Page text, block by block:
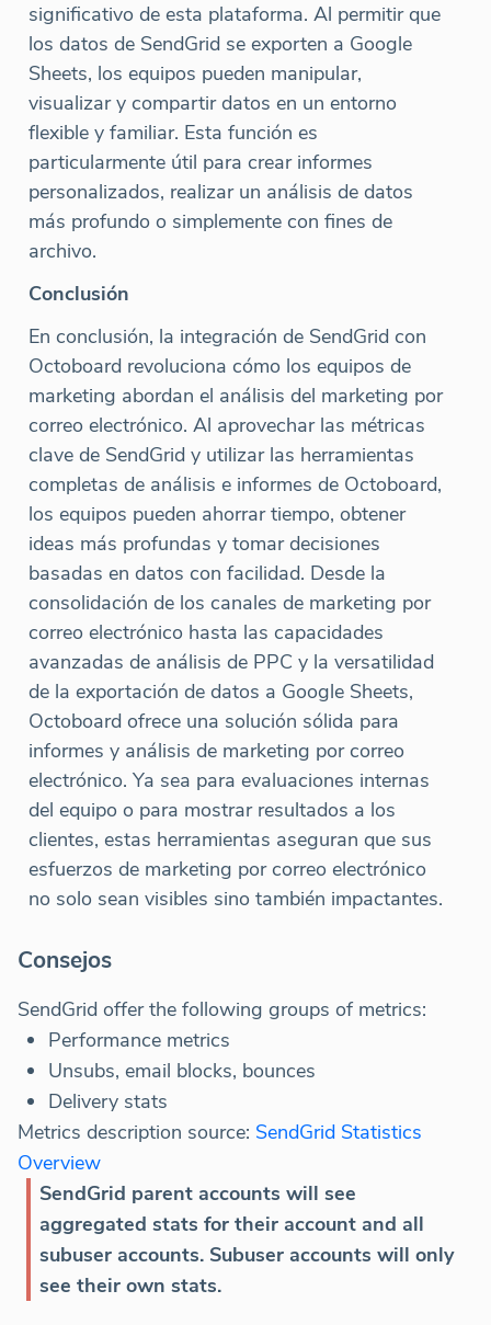
significativo de esta plataforma. Al permitir que
los datos de SendGrid se exporten a Google
Sheets, los equipos pueden manipular,
visualizar y compartir datos en un entorno
flexible y familiar. Esta función es
particularmente útil para crear informes
personalizados, realizar un análisis de datos
más profundo o simplemente con fines de
archivo.
Conclusión
En conclusión, la integración de SendGrid con
Octoboard revoluciona cómo los equipos de
marketing abordan el análisis del marketing por
correo electrónico. Al aprovechar las métricas
clave de SendGrid y utilizar las herramientas
completas de análisis e informes de Octoboard,
los equipos pueden ahorrar tiempo, obtener
ideas más profundas y tomar decisiones
basadas en datos con facilidad. Desde la
consolidación de los canales de marketing por
correo electrónico hasta las capacidades
avanzadas de análisis de PPC y la versatilidad
de la exportación de datos a Google Sheets,
Octoboard ofrece una solución sólida para
informes y análisis de marketing por correo
electrónico. Ya sea para evaluaciones internas
del equipo o para mostrar resultados a los
clientes, estas herramientas aseguran que sus
esfuerzos de marketing por correo electrónico
no solo sean visibles sino también impactantes.
Consejos
SendGrid offer the following groups of metrics:
Performance metrics
Unsubs, email blocks, bounces
Delivery stats
Metrics description source: SendGrid Statistics
Overview
SendGrid parent accounts will see
aggregated stats for their account and all
subuser accounts. Subuser accounts will only
see their own stats.